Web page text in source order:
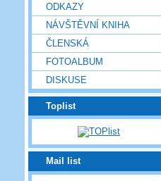
ODKAZY
NÁVŠTĚVNÍ KNIHA
ČLENSKÁ
FOTOALBUM
DISKUSE
Toplist
Mail list